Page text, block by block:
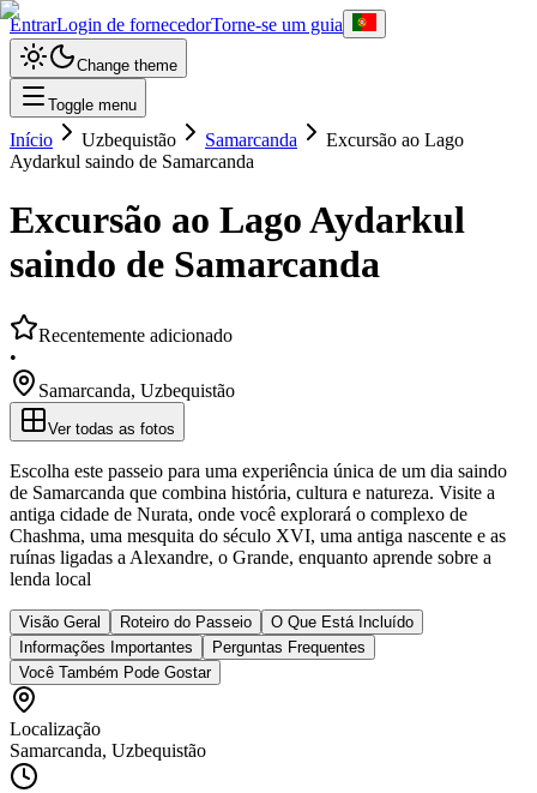
EntrarLogin de fornecedorTorne-se um guia
Change theme
Toggle menu
Início Uzbequistão Samarcanda
Excursão ao Lago
Aydarkul saindo de Samarcanda
Excursão ao Lago Aydarkul
saindo de Samarcanda
Recentemente adicionado
•
Samarcanda, Uzbequistão
Ver todas as fotos
Escolha este passeio para uma experiência única de um dia saindo
de Samarcanda que combina história, cultura e natureza. Visite a
antiga cidade de Nurata, onde você explorará o complexo de
Chashma, uma mesquita do século XVI, uma antiga nascente e as
ruínas ligadas a Alexandre, o Grande, enquanto aprende sobre a
lenda local
Visão Geral Roteiro do Passeio
O Que Está Incluído
Informações Importantes
Perguntas Frequentes
Você Também Pode Gostar
Localização
Samarcanda, Uzbequistão